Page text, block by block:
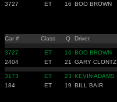
3727
ET 16 BOO BROWN
Car # Class Q Driver
3727 ET 16 BOO BROWN
2404
ET 21 GARY CLONTZ
3173 ET 23 KEVIN ADAMS
184
ET 19 BILL BAIR